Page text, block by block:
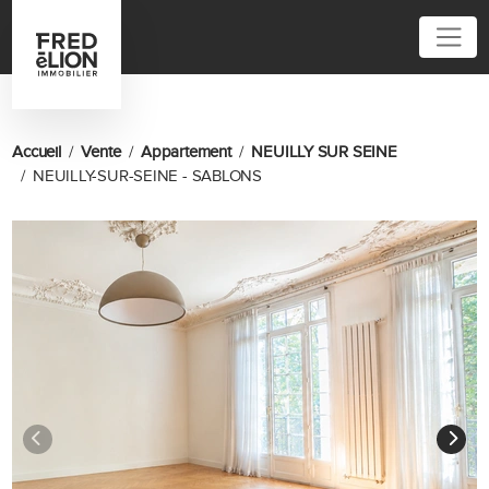
01 81 80 92 92
Accueil Vente Appartement
NEUILLY SUR SEINE
NEUILLY-SUR-SEINE - SABLONS